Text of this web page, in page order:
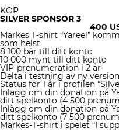
KÖP
SILVER SPONSOR 3
400
Märkes T-shirt “Yareel”
som helst
8 100 bär till ditt konto
10 000 mynt till ditt konto
VIP-prenumeration i 2 år
Delta i testning av ny
Status för 1 år i profilen
Inlägg om din donation på
ditt spelkonto (4 500
Inlägg om din donation på
ditt spelkonto (7 500
Märkes-T-shirt i spelet “I